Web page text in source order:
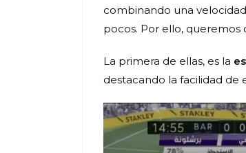
combinando una
pocos. Por ello, queremos
La primera de ellas, es la
destacando la facilidad de